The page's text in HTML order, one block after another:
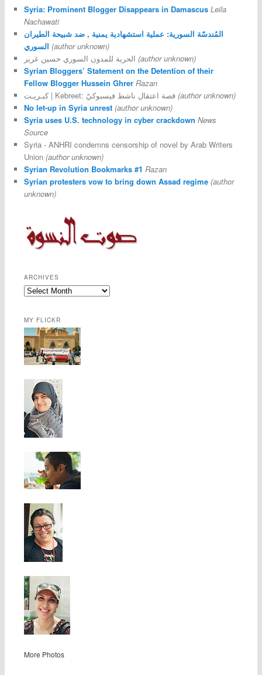
Syria: Prominent Blogger Disappears in Damascus Leila
Nachawati
المُندسّة السورية: عملية استشهادية يمنية , ضد شبيحة الطيران
السوري (author unknown)
(author unknown)
Syrian Bloggers’ Statement on the Detention of their
Fellow Blogger Hussein Ghrer Razan
كبـريـت | Kebreet: قصة اعتقال ناشط فيسبوكيّ (author unknown)
No let-up in Syria unrest (author unknown)
Syria uses U.S. technology in cyber crackdown News
Source
Syria - ANHRI condemns censorship of novel by Arab Writers
Union (author unknown)
Syrian Revolution Bookmarks #1 Razan
Syrian protesters vow to bring down Assad regime (author
unknown)
ARCHIVES
MY FLICKR
More Photos